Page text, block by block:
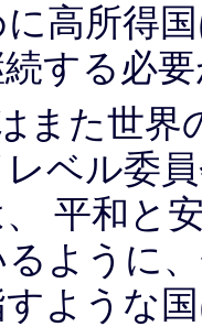
高所得
する必
また世
ベル委
平和と
ように
ような